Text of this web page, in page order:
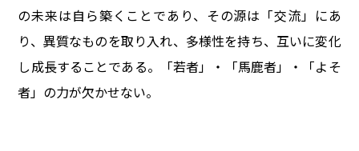
の未来は自ら築くことであり、その源は「交流」にあ
り、異質なものを取り入れ、多様性を持ち、互いに変化
し成長することである。「若者」・「馬鹿者」・「よそ
者」の力が欠かせない。